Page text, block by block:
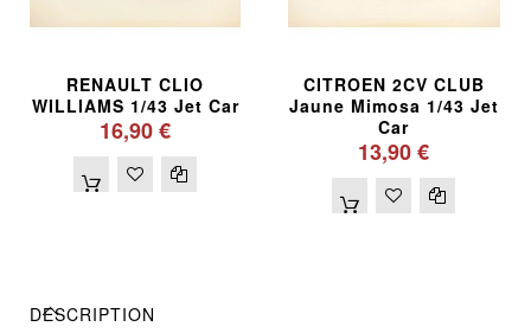
RENAULT CLIO
WILLIAMS 1/43 Jet Car
16,90 €
CITROEN 2CV CLUB
Jaune Mimosa 1/43 Jet
Car
13,90 €
DESCRIPTION